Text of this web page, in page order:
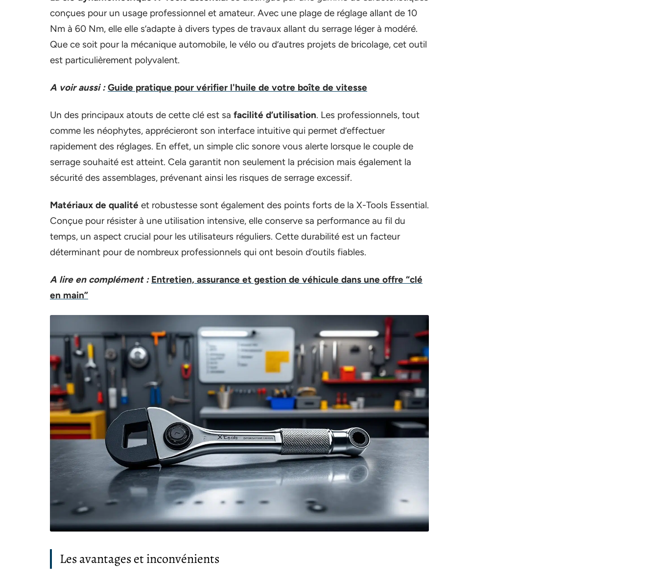
conçues pour un usage professionnel et amateur. Avec une plage de réglage allant de 10
Nm à 60 Nm, elle elle s’adapte à divers types de travaux allant du serrage léger à modéré.
Que ce soit pour la mécanique automobile, le vélo ou d’autres projets de bricolage, cet outil
est particulièrement polyvalent.
A voir aussi : Guide pratique pour vérifier l'huile de votre boîte de vitesse
Un des principaux atouts de cette clé est sa facilité d’utilisation. Les professionnels, tout
comme les néophytes, apprécieront son interface intuitive qui permet d’effectuer
rapidement des réglages. En effet, un simple clic sonore vous alerte lorsque le couple de
serrage souhaité est atteint. Cela garantit non seulement la précision mais également la
sécurité des assemblages, prévenant ainsi les risques de serrage excessif.
Matériaux de qualité et robustesse sont également des points forts de la X-Tools Essential.
Conçue pour résister à une utilisation intensive, elle conserve sa performance au fil du
temps, un aspect crucial pour les utilisateurs réguliers. Cette durabilité est un facteur
déterminant pour de nombreux professionnels qui ont besoin d’outils fiables.
A lire en complément : Entretien, assurance et gestion de véhicule dans une offre “clé
en main”
Les avantages et inconvénients